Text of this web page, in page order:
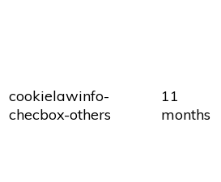
cookielawinfo-
checbox-others
11
months